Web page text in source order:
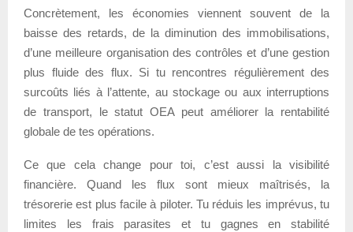
Concrètement, les économies viennent souvent de la
baisse des retards, de la diminution des immobilisations,
d’une meilleure organisation des contrôles et d’une gestion
plus fluide des flux. Si tu rencontres régulièrement des
surcoûts liés à l’attente, au stockage ou aux interruptions
de transport, le statut OEA peut améliorer la rentabilité
globale de tes opérations.
Ce que cela change pour toi, c’est aussi la visibilité
financière. Quand les flux sont mieux maîtrisés, la
trésorerie est plus facile à piloter. Tu réduis les imprévus, tu
limites les frais parasites et tu gagnes en stabilité